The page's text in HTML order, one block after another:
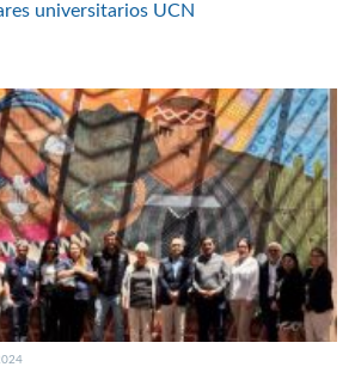
universitarios UCN